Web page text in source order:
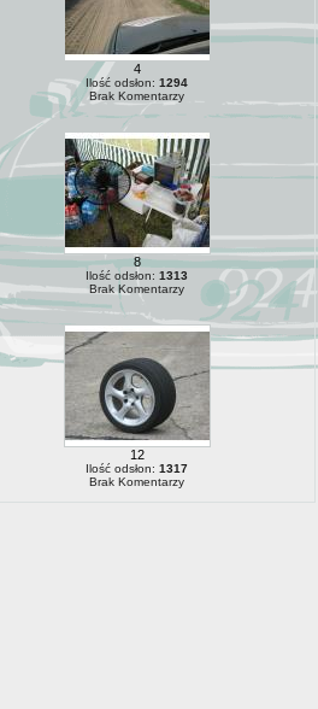
4
Ilość odsłon: 1294
Brak Komentarzy
8
Ilość odsłon: 1313
Brak Komentarzy
12
Ilość odsłon: 1317
Brak Komentarzy